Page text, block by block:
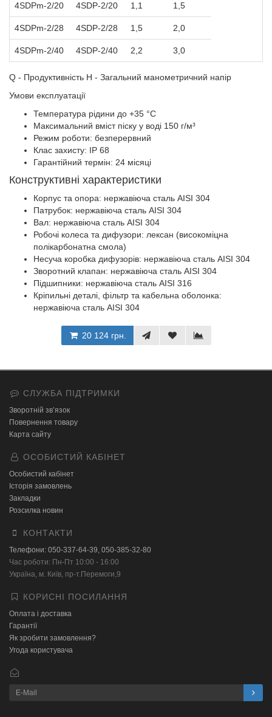
4SDPm-2/20 4SDP-2/20 1,1 1,5
4SDPm-2/28 4SDP-2/28 1,5 2,0
4SDPm-2/40 4SDP-2/40 2,2 3,0
Q - Продуктивність H - Загальний манометричний напір
Умови експлуатації
Температура рідини до +35 °C
Максимальний вміст піску у воді 150 г/м³
Режим роботи: безперервний
Клас захисту: IP 68
Гарантійний термін: 24 місяці
Конструктивні характеристики
Корпус та опора: нержавіюча сталь AISI 304
Патрубок: нержавіюча сталь AISI 304
Вал: нержавіюча сталь AISI 304
Робочі колеса та дифузори: лексан (високоміцна
полікарбонатна смола)
Несуча коробка дифузорів: нержавіюча сталь AISI 304
Зворотний клапан: нержавіюча сталь AISI 304
Підшипники: нержавіюча сталь AISI 316
Кріпильні деталі, фільтр та кабельна оболонка:
нержавіюча сталь AISI 304
20 124 грн.
СЛУЖБА ПІДТРИМКИ
Зворотній зв’язок
Повернення товару
Карта сайту
ОСОБИСТИЙ КАБІНЕТ
Особистий кабінет
Історія замовлень
Закладки
Розсилка новин
КОНТАКТИ
Телефони: 050-337-64-39, 050-385-32-80
Час роботи: Пн-Пт 10:00 - 16:00
Українa, м. Київ, пр-т.Перемоги,9
КОРИСНІ ПОСИЛАННЯ
Оплата і доставка
Гарантії
Як зробити замовлення?
Угода користувача